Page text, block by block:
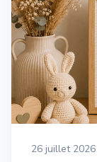
26 juillet